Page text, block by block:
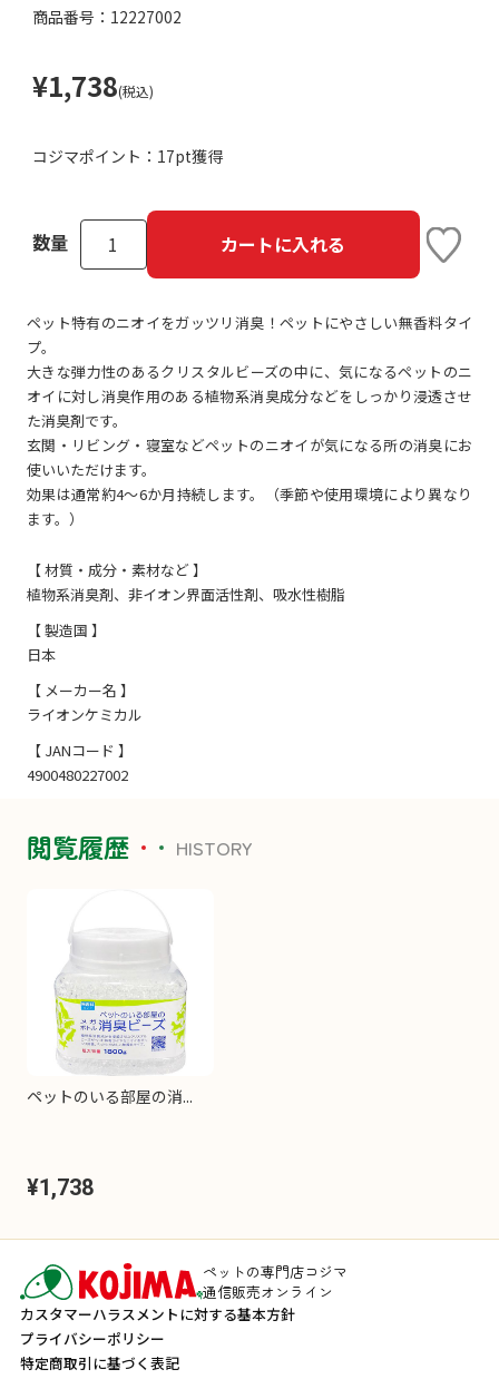
商品番号：12227002
¥1,738(税込)
コジマポイント： 17pt獲得
数量 カートに入れる
ペット特有のニオイをガッツリ消臭！ペットにやさしい無香料タイ
プ。
大きな弾力性のあるクリスタルビーズの中に、気になるペットのニ
オイに対し消臭作用のある植物系消臭成分などをしっかり浸透させ
た消臭剤です。
玄関・リビング・寝室などペットのニオイが気になる所の消臭にお
使いいただけます。
効果は通常約4～6か月持続します。（季節や使用環境により異なり
ます。）
【 材質・成分・素材など 】
植物系消臭剤、非イオン界面活性剤、吸水性樹脂
【 製造国 】
日本
【 メーカー名 】
ライオンケミカル
【 JANコード 】
4900480227002
閲覧履歴 HISTORY
ペットのいる部屋の消...
¥1,738
ペットの専門店コジマ
通信販売オンライン
カスタマーハラスメントに対する基本方針
プライバシーポリシー
特定商取引に基づく表記